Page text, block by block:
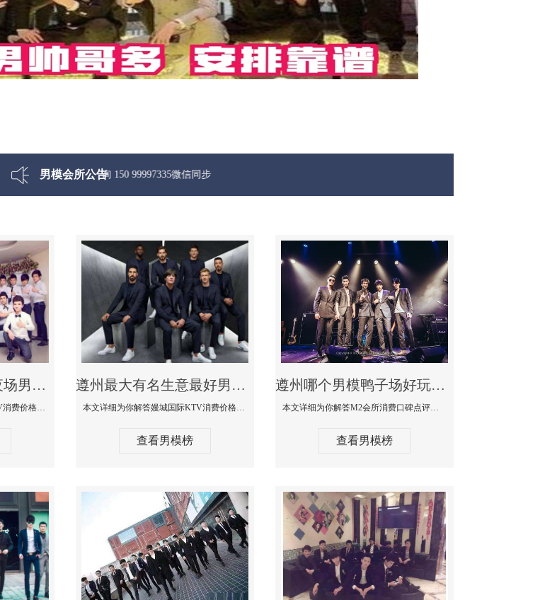
男模会所公告
资讯免费咨询 150 99997335微信同步
遵州哪个KTV酒吧夜场男模公关型男最帅-尚都国际KTV消费价格点评
本文详细为你解答尚都国际KTV消费价格点评，更多关于哪个KTV酒吧夜场男模公关型男最帅免费咨询150 99997335微信同步
遵州最大有名生意最好男模少爷场KTV体验-嫚城国际KTV消费价格点评
本文详细为你解答嫚城国际KTV消费价格口碑点评，更多关于最大有名生意最好男模少爷场KTV体验免费咨询150 99997335微信同步！
查看男模榜
遵州哪个男模鸭子场好玩陪酒服务好-M2会所KTV消费口碑点评
本文详细为你解答M2会所消费口碑点评，更多关于哪个男模鸭子场好玩陪酒服务好免费咨询150 99997335微信同步！
查看男模榜